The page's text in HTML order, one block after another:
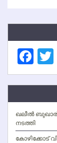
ഖലീല്‍
നടത്തി
കോഴിക്കോട്